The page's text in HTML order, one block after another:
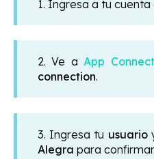
1. Ingresa a tu cuenta
2. Ve aApp
connection.
3. Ingresa tu usuario
Alegra para confirmar.